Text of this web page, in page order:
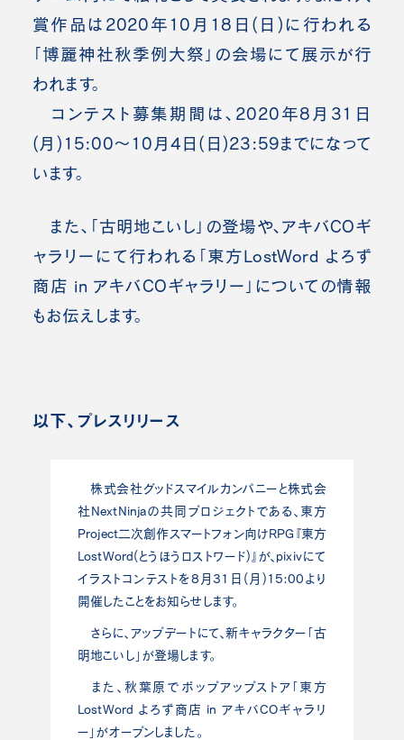
賞作品は2020年10月18日(日)に行われる
「博麗神社秋季例大祭」の会場にて展示が行
われます。
コンテスト募集期間は、2020年8月31日
(月)15:00～10月4日(日)23:59までになって
います。
また、「古明地こいし」の登場や、アキバCOギ
ャラリーにて行われる「東方LostWord よろず
商店 in アキバCOギャラリー」についての情報
もお伝えします。
以下、プレスリリース
株式会社グッドスマイルカンパニーと株式会
社NextNinjaの共同プロジェクトである、東方
Project二次創作スマートフォン向けRPG『東方
LostWord(とうほうロストワード)』が、pixivにて
イラストコンテストを8月31日(月)15:00より
開催したことをお知らせします。
さらに、アップデートにて、新キャラクター「古
明地こいし」が登場します。
また、秋葉原でポップアップストア「東方
LostWord よろず商店 in アキバCOギャラリ
ー」がオープンしました。